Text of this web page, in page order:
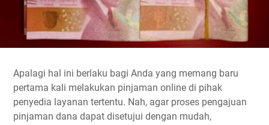
Apalagi hal ini berlaku bagi Anda yang memang baru
pertama kali melakukan pinjaman online di pihak
penyedia layanan tertentu. Nah, agar proses pengajuan
pinjaman dana dapat disetujui dengan mudah,